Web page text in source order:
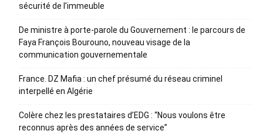
sécurité de l’immeuble
De ministre à porte-parole du Gouvernement : le parcours de
Faya François Bourouno, nouveau visage de la
communication gouvernementale
France. DZ Mafia : un chef présumé du réseau criminel
interpellé en Algérie
Colère chez les prestataires d’EDG : “Nous voulons être
reconnus après des années de service”